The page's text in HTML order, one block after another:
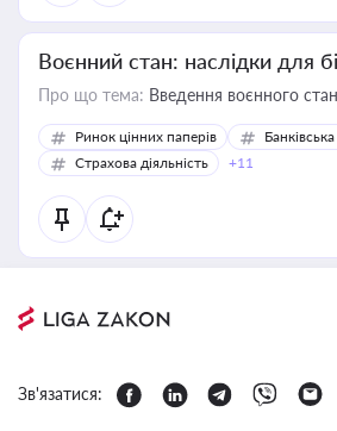
Воєнний стан: наслідки для
Про що тема: Введення воєнного
Ринок цінних паперів
Страхова діяльність
+11
Зв'язатися: